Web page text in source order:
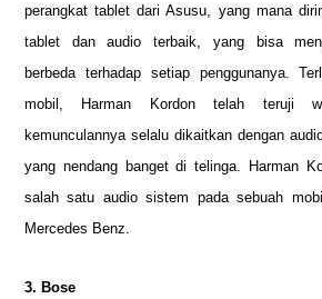
perangkat tablet dari Asusu, yang mana
tablet dan audio terbaik, yang bisa
berbeda terhadap setiap penggunanya.
mobil, Harman Kordon telah teruji
kemunculannya selalu dikaitkan dengan
yang nendang banget di telinga. Harman
salah satu audio sistem pada sebuah
Mercedes Benz.
3. Bose